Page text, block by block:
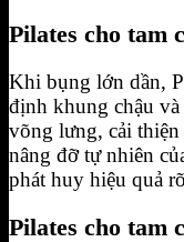
Pilates cho tam
Khi bụng lớn dần,
định khung chậu
võng lưng, cải
nâng đỡ tự nhiên
phát huy hiệu quả
Pilates cho tam